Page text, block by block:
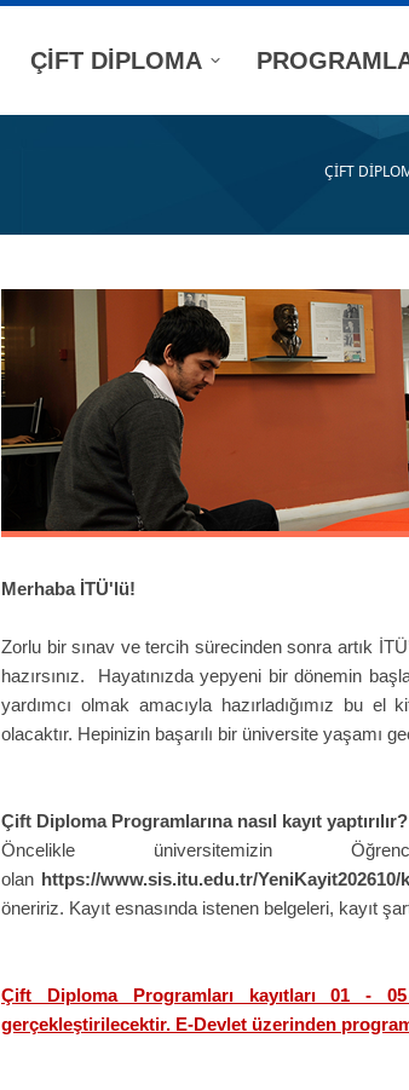
ÇİFT DİPLOMA
ÇİFT
Merhaba İTÜ'lü!
Zorlu bir sınav ve tercih sürecinden sonra artık
hazırsınız. Hayatınızda yepyeni bir dönemin
yardımcı olmak amacıyla hazırladığımız bu el
olacaktır. Hepinizin başarılı bir üniversite yaşamı
Çift Diploma Programlarına nasıl kayıt
Öncelikle üniversitemizin
olan https://www.sis.itu.edu.tr/YeniKayit202610/
öneririz. Kayıt esnasında istenen belgeleri, kayıt
Çift Diploma Programları kayıtları 01 -
gerçekleştirilecektir. E-Devlet üzerinden